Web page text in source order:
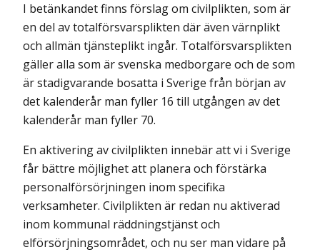
I betänkandet finns förslag om civilplikten, som är
en del av totalförsvarsplikten där även värnplikt
och allmän tjänsteplikt ingår. Totalförsvarsplikten
gäller alla som är svenska medborgare och de som
är stadigvarande bosatta i Sverige från början av
det kalenderår man fyller 16 till utgången av det
kalenderår man fyller 70.
En aktivering av civilplikten innebär att vi i Sverige
får bättre möjlighet att planera och förstärka
personalförsörjningen inom specifika
verksamheter. Civilplikten är redan nu aktiverad
inom kommunal räddningstjänst och
elförsörjningsområdet, och nu ser man vidare på